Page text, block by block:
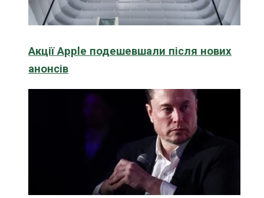
Акції Apple подешевшали після нових
анонсів